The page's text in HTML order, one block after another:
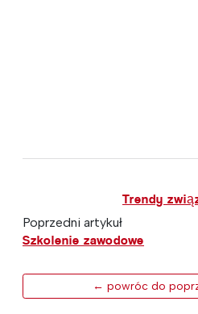
Trendy
Poprzedni artykuł
Szkolenie zawodowe
← powróc do